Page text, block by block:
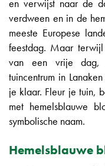
en verwijst naar de
verdween en in de
meeste Europese
feestdag. Maar
van een vrije dag,
tuincentrum in
je klaar. Fleur je tuin,
met hemelsblauwe
symbolische naam.
Hemelsblauwe